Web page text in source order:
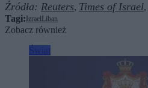
Źródła: Reuters, Times of Israel,
Tagi: Izrael Liban
Zobacz również